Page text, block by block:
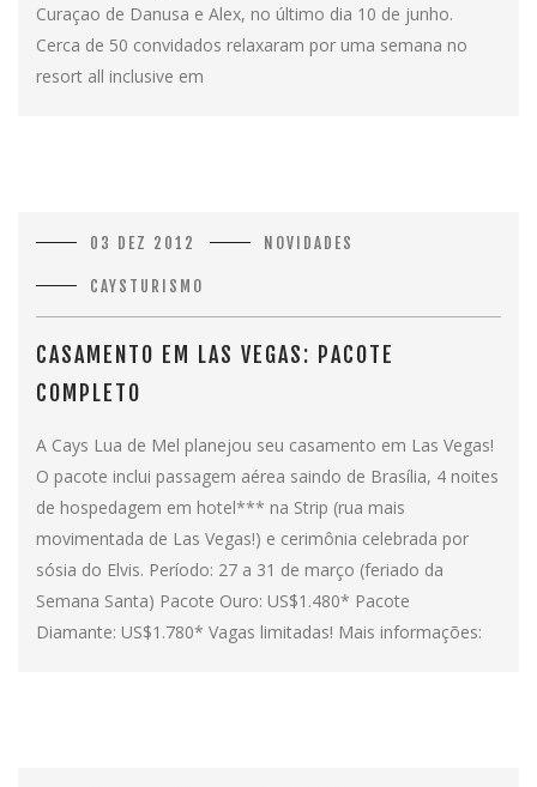
Curaçao de Danusa e Alex, no último dia 10 de junho.
Cerca de 50 convidados relaxaram por uma semana no
resort all inclusive em
03 DEZ 2012 NOVIDADES
CAYSTURISMO
CASAMENTO EM LAS VEGAS: PACOTE
COMPLETO
A Cays Lua de Mel planejou seu casamento em Las Vegas!
O pacote inclui passagem aérea saindo de Brasília, 4 noites
de hospedagem em hotel*** na Strip (rua mais
movimentada de Las Vegas!) e cerimônia celebrada por
sósia do Elvis. Período: 27 a 31 de março (feriado da
Semana Santa) Pacote Ouro: US$1.480* Pacote
Diamante: US$1.780* Vagas limitadas! Mais informações: